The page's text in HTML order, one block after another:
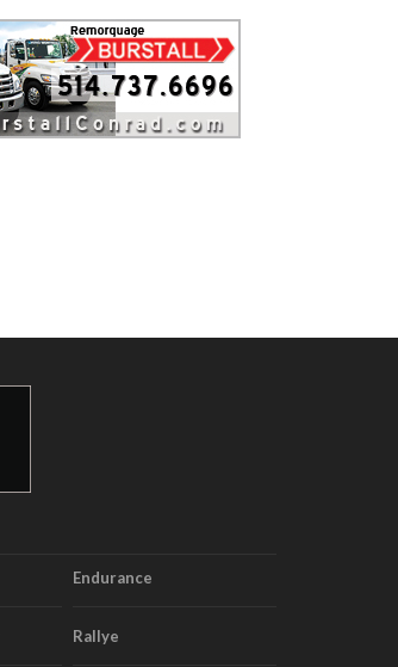
Endurance
Rallye